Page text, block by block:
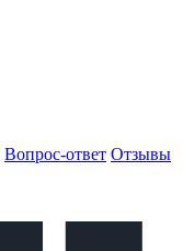
Вопрос-ответ Отзывы